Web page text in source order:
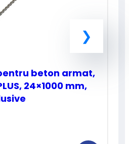
beton armat,
24×1000 mm,